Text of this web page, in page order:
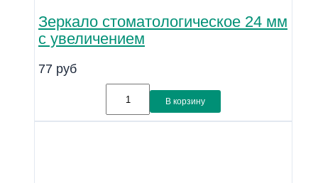
Зеркало стоматологическое 24 мм
с увеличением
77 руб
В корзину